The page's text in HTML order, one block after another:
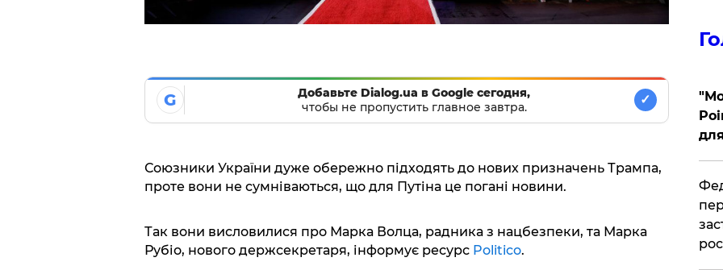
G
Добавьте Dialog.ua в Google сегодня,
чтобы не пропустить главное завтра.
✓
Союзники України дуже обережно підходять до нових призначень Трампа,
проте вони не сумніваються, що для Путіна це погані новини.
Так вони висловилися про Марка Волца, радника з нацбезпеки, та Марка
Рубіо, нового держсекретаря, інформує ресурс Politico.